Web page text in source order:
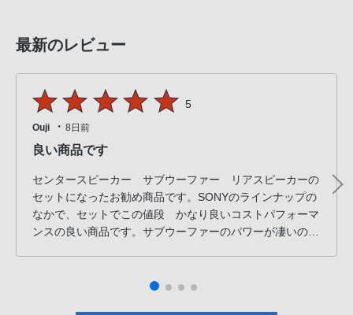
最新のレビュー
5
Ouji ・ 8日前
良い商品です
センタースピーカー サブウーファー リアスピーカーの
セットになったお勧め商品です。SONYのラインナップの
なかで、セットでこの値段 かなり良いコストパフォーマ
ンスの良い商品です。サブウーファーのパワーが凄いの